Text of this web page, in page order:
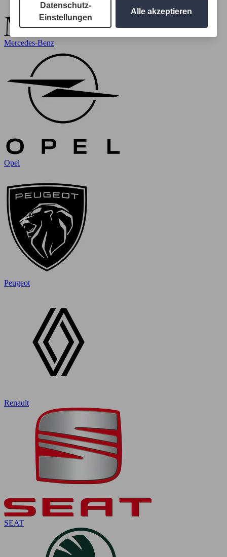
Mercedes-Benz
Opel
Peugeot
Renault
SEAT
Datenschutz-
Einstellungen
Alle akzeptieren